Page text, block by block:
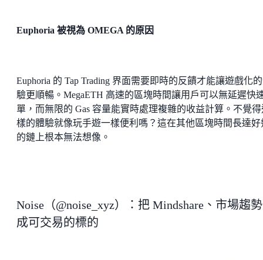
Euphoria 被視為 OMEGA 的原因
Euphoria 的 Tap Trading 界面需要即時的反饋才能讓遊戲化
驗更順暢。MegaETH 高速的區塊時間讓用戶可以無延遲快
單，而無限的 Gas 容量能實時處理複雜的收益計算。不覺
樣的體驗就像玩手遊一樣便利嗎？這在其他區塊時間長達好
的鏈上根本無法想像。
Noise（@noise_xyz）：把 Mindshare、市場趨
成可交易的標的